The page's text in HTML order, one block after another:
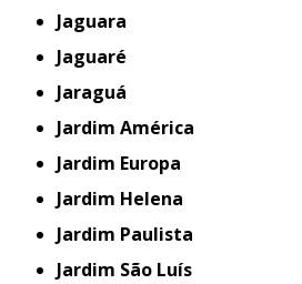
Jaguara
Jaguaré
Jaraguá
Jardim América
Jardim Europa
Jardim Helena
Jardim Paulista
Jardim São Luís